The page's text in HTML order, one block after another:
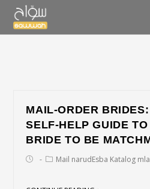
MAIL-ORDER
SELF-HELP GUIDE
BRIDE TO BE
Mail narudЕѕba Katalog